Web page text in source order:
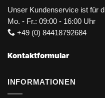
Unser Kundenservice ist für
Mo. - Fr.: 09:00 - 16:00 Uhr
+49 (0) 84418792684
Kontaktformular
INFORMATIONEN